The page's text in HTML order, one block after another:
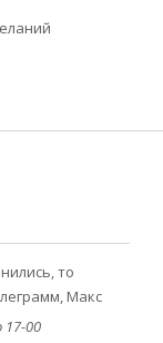
то
Макс
17-00